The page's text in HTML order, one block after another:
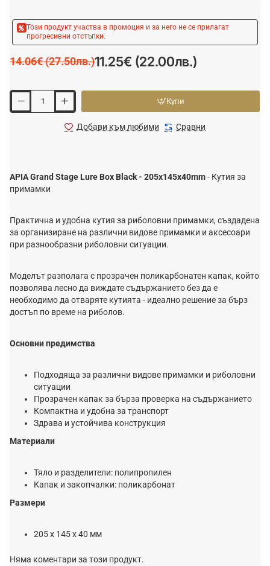
Този продукт участва в промоция и за него не се прилагат
прогресивни отстъпки.
11.25€ (22.00лв.)
14.06€ (27.50лв.)
Купи
Добави към любими Сравни
APIA Grand Stage Lure Box Black - 205x145x40mm- Кутия за
примамки
Практична и удобна кутия за риболовни примамки, създадена
за организиране на различни видове примамки и аксесоари
при разнообразни риболовни ситуации.
Моделът разполага с прозрачен поликарбонатен капак, който
позволява лесно да виждате съдържанието без да е
необходимо да отваряте кутията - идеално решение за бърз
достъп по време на риболов.
Основни предимства
Подходяща за различни видове примамки и риболовни
ситуации
Прозрачен капак за бърза проверка на съдържанието
Компактна и удобна за транспорт
Здрава и устойчива конструкция
Материали
Тяло и разделители: полипропилен
Капак и закопчалки: поликарбонат
Размери
205 x 145 x 40 мм
Няма коментари за този продукт.